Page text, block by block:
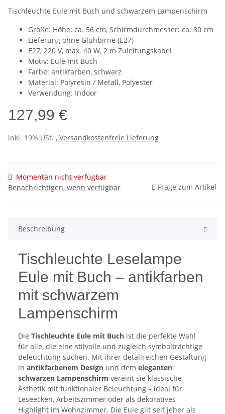
Tischleuchte Eule mit Buch und schwarzem Lampenschirm
Größe: Höhe: ca. 56 cm, Schirmdurchmesser: ca. 30 cm
Lieferung ohne Glühbirne (E27)
E27, 220 V, max. 40 W, 2 m Zuleitungskabel
Motiv: Eule mit Buch
Farbe: antikfarben, schwarz
Material: Polyresin / Metall, Polyester
Verwendung: Indoor
127,99 €
inkl. 19% USt. , Versandkostenfreie Lieferung
Momentan nicht verfügbar
Benachrichtigen, wenn verfügbar
Frage zum Artikel
Beschreibung
Tischleuchte Leselampe
Eule mit Buch – antikfarben
mit schwarzem
Lampenschirm
Die Tischleuchte Eule mit Buch ist die perfekte Wahl
für alle, die eine stilvolle und zugleich symbolträchtige
Beleuchtung suchen. Mit ihrer detailreichen Gestaltung
in antikfarbenem Design und dem eleganten
schwarzen Lampenschirm vereint sie klassische
Ästhetik mit funktionaler Beleuchtung – ideal für
Leseecken, Arbeitszimmer oder als dekoratives
Highlight im Wohnzimmer. Die Eule gilt seit jeher als